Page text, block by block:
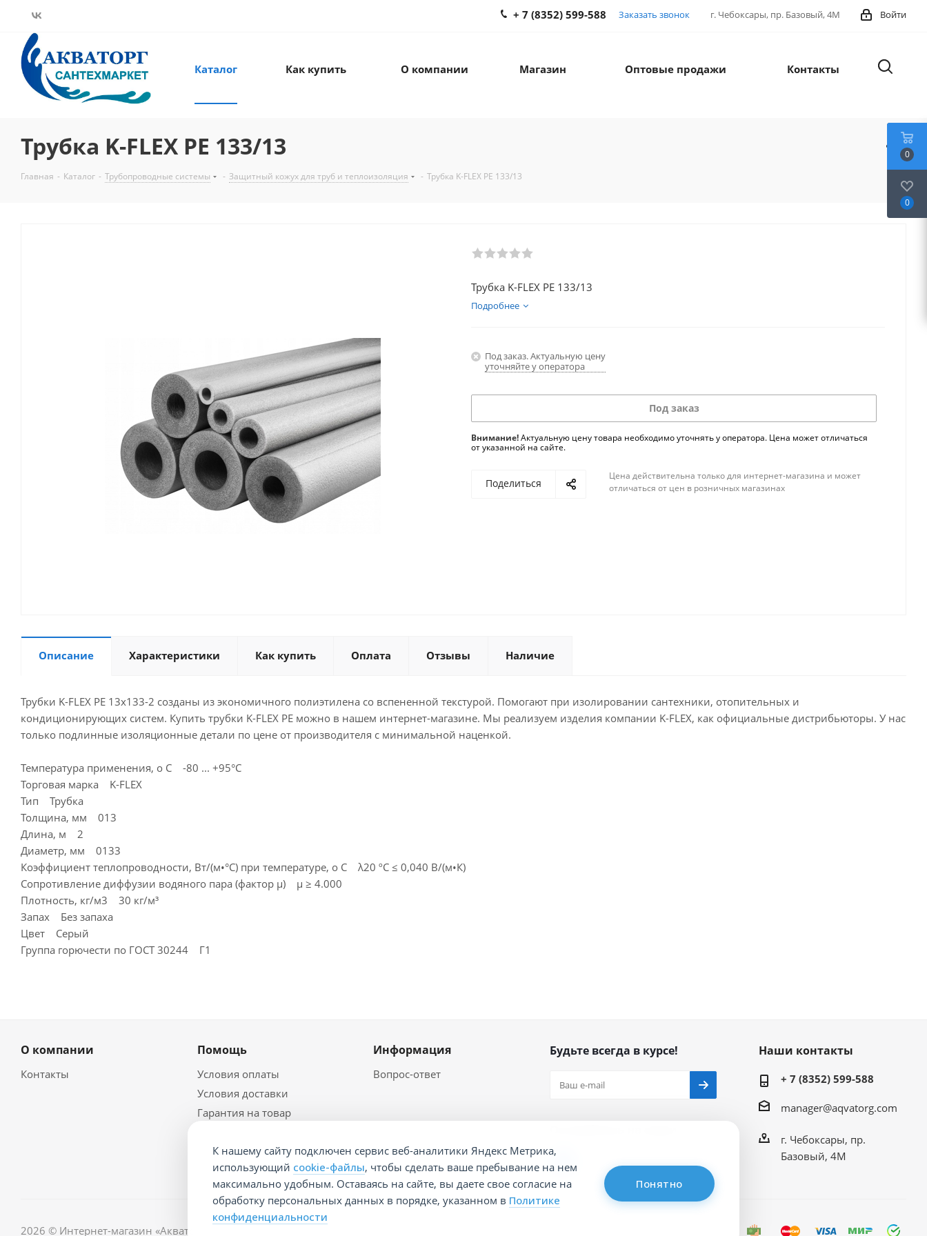
Войти
г. Чебоксары, пр. Базовый, 4М
+ 7 (8352) 599-588 Заказать звонок
Каталог Как купить О компании Магазин Оптовые продажи Контакты
Трубка K-FLEX PE 133/13
Главная - Каталог - Трубопроводные системы - Защитный кожух для труб и теплоизоляция - Трубка K-FLEX PE 133/13
Трубка K-FLEX PE 133/13
Подробнее
Под заказ. Актуальную цену
уточняйте у оператора
Под заказ
Внимание!Актуальную цену товара необходимо уточнять у оператора. Цена может отличаться
от указанной на сайте.
Поделиться
Цена действительна только для интернет-магазина и может
отличаться от цен в розничных магазинах
Описание Характеристики Как купить Оплата Отзывы Наличие
Трубки K-FLEX PE 13x133-2 созданы из экономичного полиэтилена со вспененной текстурой. Помогают при изолировании сантехники, отопительных и
кондиционирующих систем. Купить трубки K-FLEX PE можно в нашем интернет-магазине. Мы реализуем изделия компании K-FLEX, как официальные дистрибьюторы. У нас
только подлинные изоляционные детали по цене от производителя с минимальной наценкой.
Температура применения, о С -80 ... +95°С
Торговая марка K-FLEX
Тип Трубка
Толщина, мм 013
Длина, м 2
Диаметр, мм 0133
Коэффициент теплопроводности, Вт/(м•°С) при температуре, о С λ20 ºC ≤ 0,040 В/(м•К)
Сопротивление диффузии водяного пара (фактор μ) µ ≥ 4.000
Плотность, кг/м3 30 кг/м³
Запах Без запаха
Цвет Серый
Группа горючести по ГОСТ 30244 Г1
О компании
Контакты
Помощь
Условия оплаты
Условия доставки
Гарантия на товар
конфидециальности
Документы
Информация
Вопрос-ответ
Будьте всегда в курсе! Наши контакты
+ 7 (8352) 599-588
manager@aqvatorg.com
г. Чебоксары, пр.
Базовый, 4М
2026 © Интернет-магазин «Акваторг»
0
0
К нашему сайту подключен сервис веб-аналитики Яндекс Метрика,
использующий cookie-файлы, чтобы сделать ваше пребывание на нем
максимально удобным. Оставаясь на сайте, вы даете свое согласие на
обработку персональных данных в порядке, указанном в Политике
конфиденциальности
Понятно